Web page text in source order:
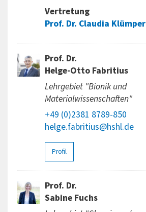
Vertretung
Prof. Dr. Claudia Klümper
Prof. Dr.
Helge-Otto Fabritius
Lehrgebiet "Bionik und
Materialwissenschaften"
+49 (0)2381 8789-850
helge.fabritius@hshl.de
Profil
Prof. Dr.
Sabine Fuchs